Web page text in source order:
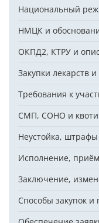
Национальный
НМЦК и
ОКПД2, КТРУ и
Закупки лекарств
Требования к
СМП, СОНО и
Неустойка, штрафы
Исполнение,
Заключение,
Способы закупок и